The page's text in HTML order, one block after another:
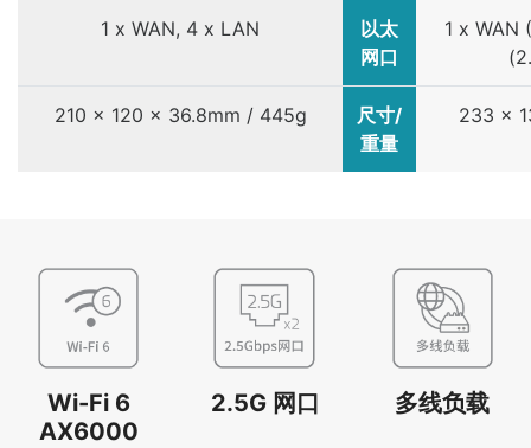
1 x WAN, 4 x LAN
以太
网口
1 x WAN
210 x 120 x 36.8mm / 445g
尺寸/
重量
233 x
Wi-Fi 6
AX6000
2.5G 网口 多线负载